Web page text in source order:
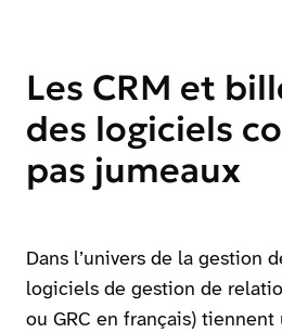
Les CRM et
des logiciels
pas jumeaux
Dans l’univers de la gestion
logiciels de gestion de
ou GRC en français) tiennent